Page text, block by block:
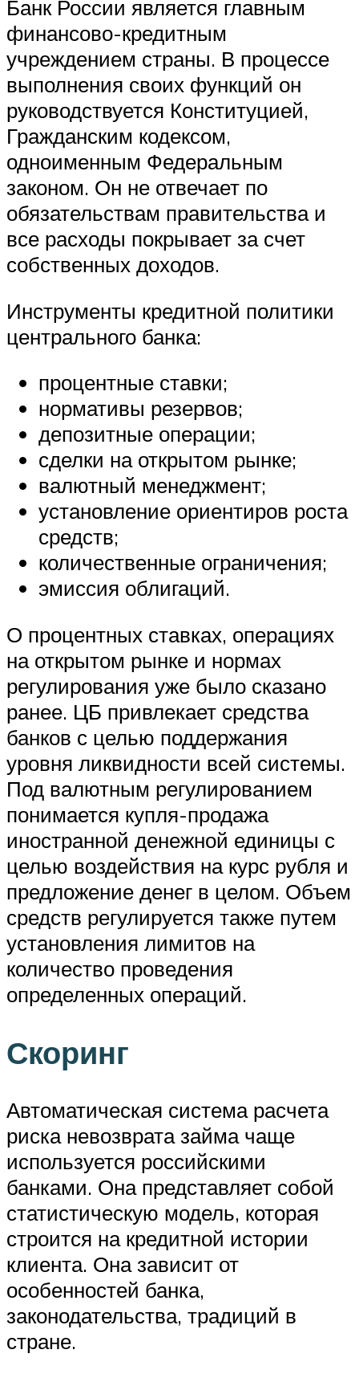
Банк России является главным
финансово-кредитным
учреждением страны. В процессе
выполнения своих функций он
руководствуется Конституцией,
Гражданским кодексом,
одноименным Федеральным
законом. Он не отвечает по
обязательствам правительства и
все расходы покрывает за счет
собственных доходов.
Инструменты кредитной политики
центрального банка:
процентные ставки;
нормативы резервов;
депозитные операции;
сделки на открытом рынке;
валютный менеджмент;
установление ориентиров роста
средств;
количественные ограничения;
эмиссия облигаций.
О процентных ставках, операциях
на открытом рынке и нормах
регулирования уже было сказано
ранее. ЦБ привлекает средства
банков с целью поддержания
уровня ликвидности всей системы.
Под валютным регулированием
понимается купля-продажа
иностранной денежной единицы с
целью воздействия на курс рубля и
предложение денег в целом. Объем
средств регулируется также путем
установления лимитов на
количество проведения
определенных операций.
Скоринг
Автоматическая система расчета
риска невозврата займа чаще
используется российскими
банками. Она представляет собой
статистическую модель, которая
строится на кредитной истории
клиента. Она зависит от
особенностей банка,
законодательства, традиций в
стране.